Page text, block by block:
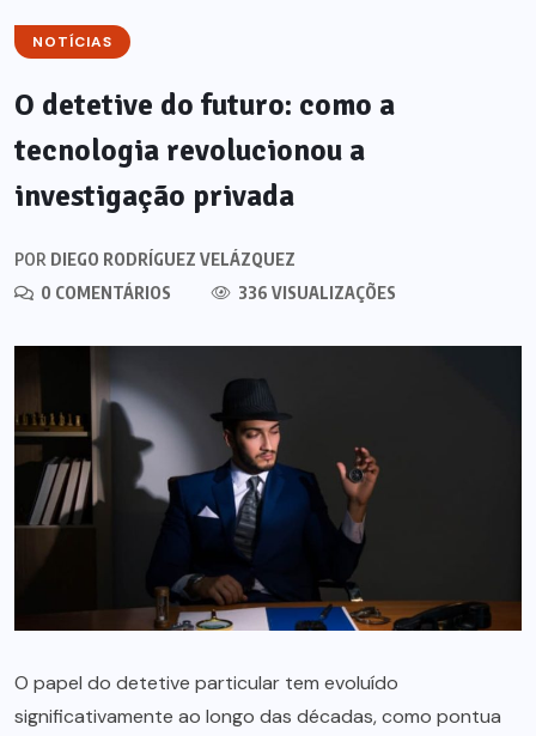
NOTÍCIAS
O detetive do futuro: como a
tecnologia revolucionou a
investigação privada
POR DIEGO RODRÍGUEZ VELÁZQUEZ
0 COMENTÁRIOS
336 VISUALIZAÇÕES
O papel do detetive particular tem evoluído
significativamente ao longo das décadas, como pontua